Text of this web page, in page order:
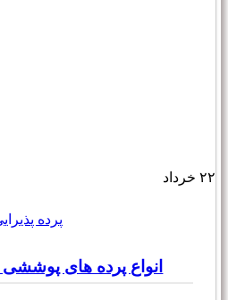
۲۲ خرداد
پرده
انواع پرده های